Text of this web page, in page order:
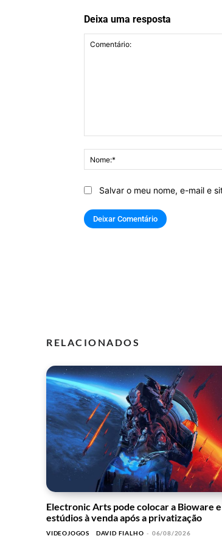
Deixa uma resposta
Salvar o meu nome, e-mail e
RELACIONADOS
Electronic Arts pode colocar a Bioware
estúdios à venda após a privatização
VIDEOJOGOS DAVID FIALHO - 06/08/2026